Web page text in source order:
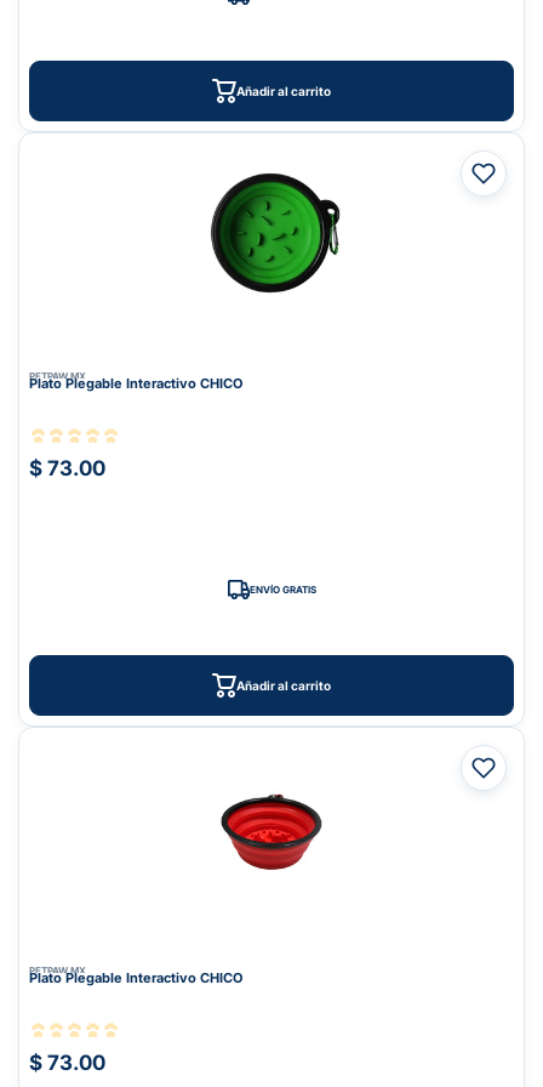
Añadir al carrito
PETPAW.MX
Plato Plegable Interactivo CHICO
$ 73.00
ENVÍO GRATIS
Añadir al carrito
PETPAW.MX
Plato Plegable Interactivo CHICO
$ 73.00